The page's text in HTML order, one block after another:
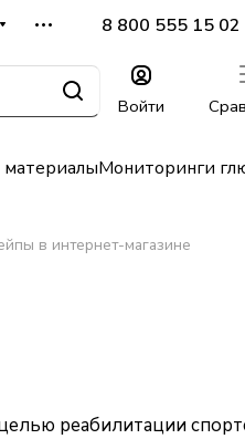
8 800 555 15 02
Войти
Мониторинги
в интернет-магазине
реабилитации